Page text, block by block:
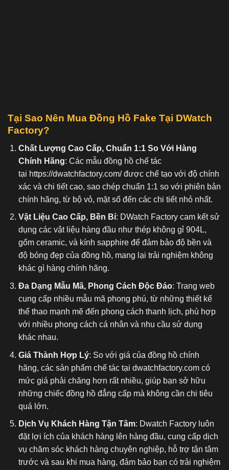
Tại Sao Nên Mua Đồng Hồ Fake Tại DWatch
Factory?
Chất Lượng Cao Cấp, Chuẩn 1:1 So Với Hàng
Chính Hãng: Các mẫu đồng hồ chế tác
tại https://dwatchfactory.com/được chế tạo với độ chính
xác và chi tiết cao, sao chép chuẩn 1:1 so với phiên bản
chính hãng, từ bộ vỏ, mặt số đến các chi tiết nhỏ nhất.
Vật Liệu Cao Cấp, Bền Bỉ: DWatch Factory cam kết sử
dụng các vật liệu hàng đầu như thép không gỉ 904L,
gốm ceramic, và kính sapphire để đảm bảo độ bền và
độ bóng đẹp của đồng hồ, mang lại trải nghiệm không
khác gì hàng chính hãng.
Đa Dạng Mẫu Mã, Phong Cách Độc Đáo: Trang web
cung cấp nhiều mẫu mã phong phú, từ những thiết kế
thể thao mạnh mẽ đến phong cách thanh lịch, phù hợp
với nhiều phong cách cá nhân và nhu cầu sử dụng
khác nhau.
Giá Thành Hợp Lý: So với giá của đồng hồ chính
hãng, các sản phẩm chế tác tại dwatchfactory.com có
mức giá phải chăng hơn rất nhiều, giúp bạn sở hữu
những chiếc đồng hồ đẳng cấp mà không cần chi tiêu
quá lớn.
Dịch Vụ Khách Hàng Tận Tâm: Dwatch Factory luôn
đặt lợi ích của khách hàng lên hàng đầu, cung cấp dịch
vụ chăm sóc khách hàng chuyên nghiệp, hỗ trợ tận tâm
trước và sau khi mua hàng, đảm bảo bạn có trải nghiệm